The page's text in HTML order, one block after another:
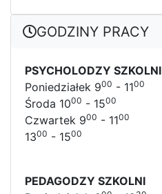
GODZINY PRACY
PSYCHOLODZY SZKOLNI
Poniedziałek 900 - 1100
Środa 1000 - 1500
Czwartek 900 - 1100
1300 - 1500
PEDAGODZY SZKOLNI